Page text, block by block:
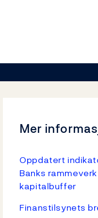
Mer
Oppdatert
Banks
kapitalbuffer
Finanstilsynets